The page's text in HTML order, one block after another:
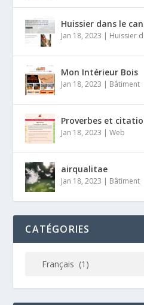
Huissier dans le
Jan 18, 2023 | Huissier
Mon Intérieur Bois
Jan 18, 2023 | Bâtiment
Proverbes et
Jan 18, 2023 |Web
airqualitae
Jan 18, 2023 | Bâtiment
CATÉGORIES